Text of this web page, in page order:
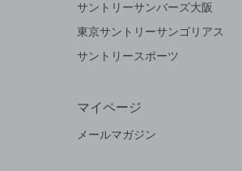
サントリーサンバーズ大阪
東京サントリーサンゴリアス
サントリースポーツ
マイページ
メールマガジン